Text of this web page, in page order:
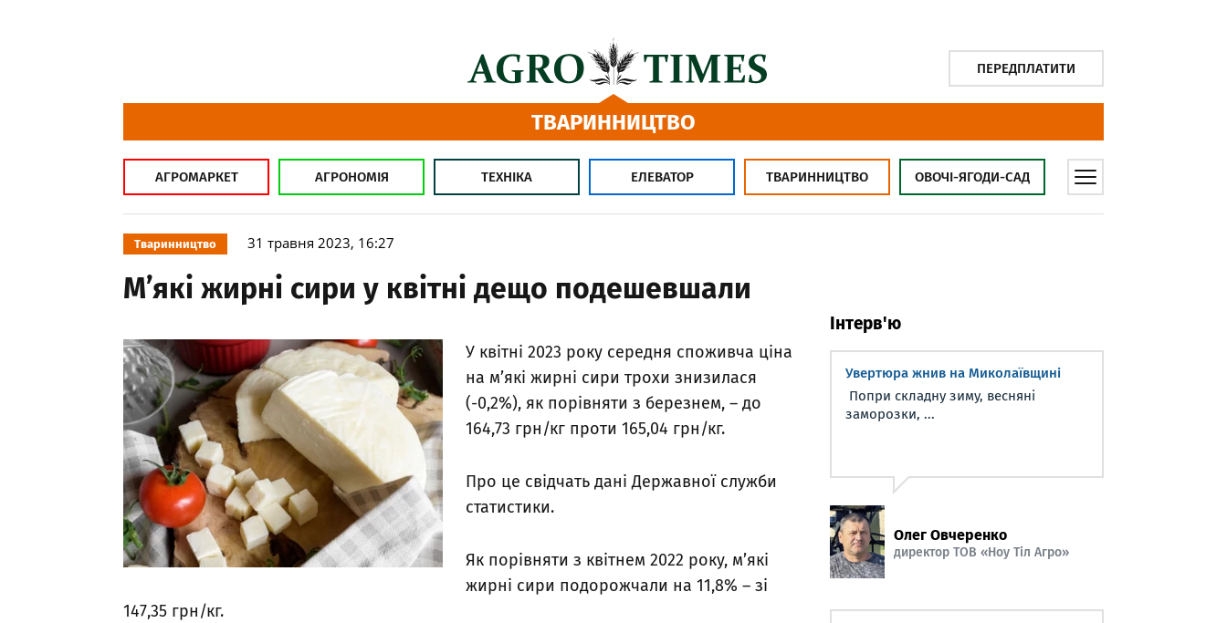
ПЕРЕДПЛАТИТИ
ТВАРИННИЦТВО
АГРОМАРКЕТ АГРОНОМІЯ ТЕХНІКА ЕЛЕВАТОР ТВАРИННИЦТВО ОВОЧІ-ЯГОДИ-САД
Тваринництво 31 травня 2023, 16:27
М’які жирні сири у квітні дещо подешевшали
У квітні 2023 року середня споживча ціна
на м’які жирні сири трохи знизилася
(-0,2%), як порівняти з березнем, – до
164,73 грн/кг проти 165,04 грн/кг.
Про це свідчать дані Державної служби
статистики.
Як порівняти з квітнем 2022 року, м’які
жирні сири подорожчали на 11,8% – зі
147,35 грн/кг.
Інтерв'ю
Увертюра жнив на Миколаївщині
Попри складну зиму, весняні
заморозки, ...
Олег Овчеренко
директор ТОВ «Ноу Тіл Агро»